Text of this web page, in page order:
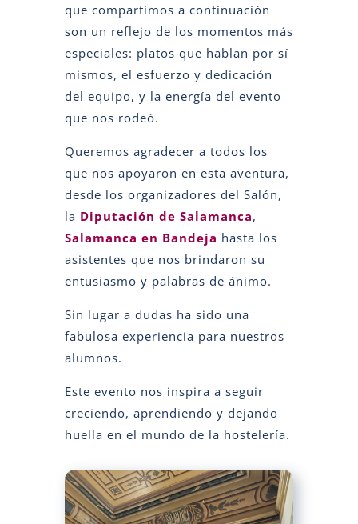
que compartimos a continuación
son un reflejo de los momentos más
especiales: platos que hablan por sí
mismos, el esfuerzo y dedicación
del equipo, y la energía del evento
que nos rodeó.
Queremos agradecer a todos los
que nos apoyaron en esta aventura,
desde los organizadores del Salón,
la Diputación de Salamanca,
Salamanca en Bandeja hasta los
asistentes que nos brindaron su
entusiasmo y palabras de ánimo.
Sin lugar a dudas ha sido una
fabulosa experiencia para nuestros
alumnos.
Este evento nos inspira a seguir
creciendo, aprendiendo y dejando
huella en el mundo de la hostelería.